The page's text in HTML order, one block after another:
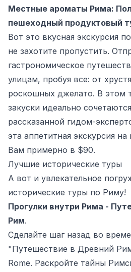
Местные ароматы Рима:
пешеходный продуктовый
Вот это вкусная экскурсия
не захотите пропустить.
гастрономическое
улицам, пробуя все: от
роскошных джелато. В этом
закуски идеально
рассказанной гидом-
эта аппетитная экскурсия
Вам примерно в $90.
Лучшие исторические туры
А вот и увлекательное
исторические туры по Риму!
Прогулки внутри Рима -
Рим.
Сделайте шаг назад во
"Путешествие в Древний
Rome. Раскройте тайны